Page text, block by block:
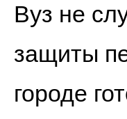
Вуз не
защиты
городе